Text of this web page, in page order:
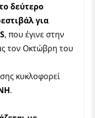
δεύτερο
για
, που έγινε στην
τον Οκτώβρη του
κυκλοφορεί
.